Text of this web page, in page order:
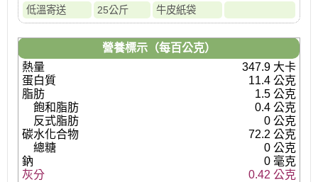
低溫寄送
25公斤 牛皮紙袋
營養標示（每百公克）
熱量
347.9 大卡
蛋白質
11.4 公克
脂肪
1.5 公克
飽和脂肪
0.4 公克
反式脂肪
0 公克
碳水化合物
72.2 公克
總糖
0 公克
鈉
0 毫克
灰分
0.42 公克